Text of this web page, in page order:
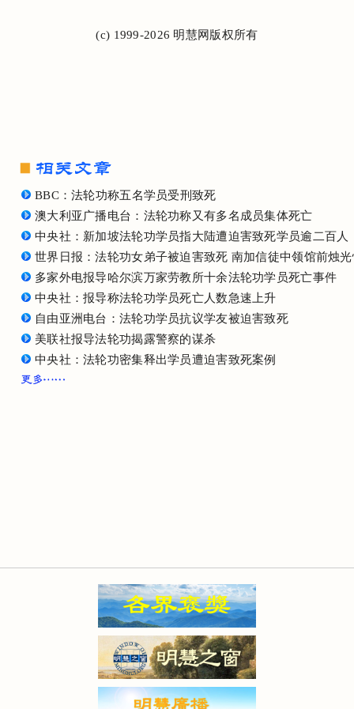
(c) 1999-2026 明慧网版权所有
BBC：法轮功称五名学员受刑致死
澳大利亚广播电台：法轮功称又有多名成员集体死亡
中央社：新加坡法轮功学员指大陆遭迫害致死学员逾二百人
世界日报：法轮功女弟子被迫害致死 南加信徒中领馆前烛
多家外电报导哈尔滨万家劳教所十余法轮功学员死亡事件
中央社：报导称法轮功学员死亡人数急速上升
自由亚洲电台：法轮功学员抗议学友被迫害致死
美联社报导法轮功揭露警察的谋杀
中央社：法轮功密集释出学员遭迫害致死案例